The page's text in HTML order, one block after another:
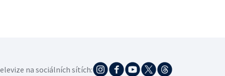
na sociálních sítích: